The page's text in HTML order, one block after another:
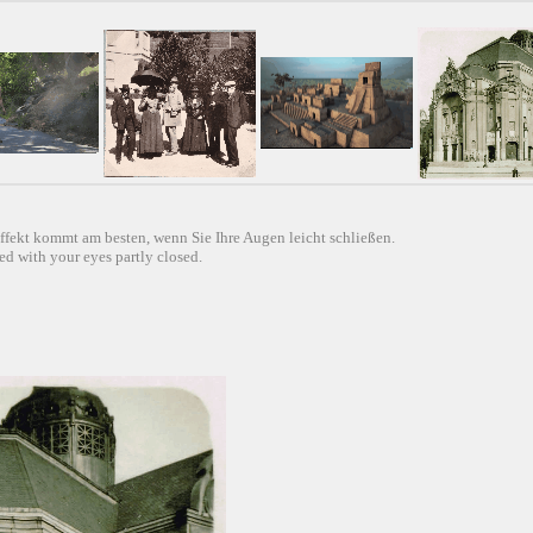
kommt am besten, wenn Sie Ihre Augen leicht schließen.
with your eyes partly closed.